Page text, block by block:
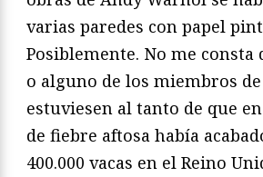
varias paredes con papel
Posiblemente. No me consta
o alguno de los miembros
estuviesen al tanto de que
de fiebre aftosa había
400.000 vacas en el Reino